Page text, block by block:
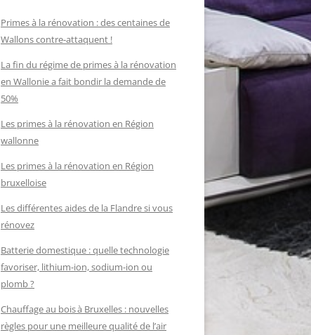
Primes à la rénovation : des centaines de
Wallons contre-attaquent !
La fin du régime de primes à la rénovation
en Wallonie a fait bondir la demande de
50%
Les primes à la rénovation en Région
wallonne
Les primes à la rénovation en Région
bruxelloise
Les différentes aides de la Flandre si vous
rénovez
Batterie domestique : quelle technologie
favoriser, lithium-ion, sodium-ion ou
plomb ?
Chauffage au bois à Bruxelles : nouvelles
règles pour une meilleure qualité de l’air